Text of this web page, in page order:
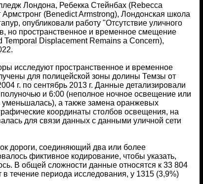
Лондона, Ребекка Стейнбах (Rebecca
(Benedict Armstrong), Лондонская школа
опубликовали работу "Отсутствие уличного
но пространственное и временное смещение
Displacement Remains a Concern),
исследуют пространственное и временное
для полицейской зоны долины Темзы от
г. по сентябрь 2013 г. Данные детализировали
и 6:00 (неполное ночное освещение или
уменьшалась), а также замена оранжевых
координаты столбов освещения, на
для связи данных с данными уличной сети
дороги, соединяющий два или более
фиктивное кодирование, чтобы указать,
В общей сложности данные относятся к 33 804
течение периода исследования, у 1315 (3,9%)